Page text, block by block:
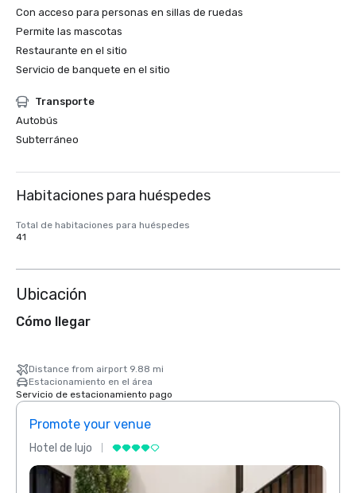
Con acceso para personas en sillas de ruedas
Permite las mascotas
Restaurante en el sitio
Servicio de banquete en el sitio
Transporte
Autobús
Subterráneo
Habitaciones para huéspedes
Total de habitaciones para huéspedes
41
Ubicación
Cómo llegar
Distance from airport 9.88 mi
Estacionamiento en el área
Servicio de estacionamiento pago
Promote your venue
Hotel de lujo